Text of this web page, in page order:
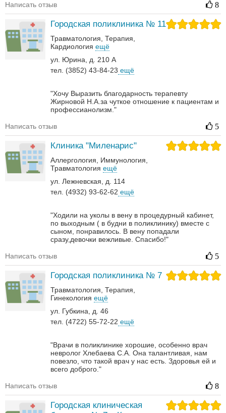
Написать отзыв 8
Городская поликлиника № 11
Травматология Терапия
Кардиология ещё
ул. Юрина, д. 210 А
тел. (3852) 43-84-23 ещё
"Хочу Выразить благодарность терапевту
Жирновой Н.А.за чуткое отношение к пациентам и
профессианолизм."
Написать отзыв 5
Клиника "Миленарис"
Аллергология
Иммунология
Травматология ещё
ул. Лежневская, д. 114
тел. (4932) 93-62-62 ещё
"Ходили на уколы в вену в процедурный кабинет,
по выходным ( в будни в поликлинику) вместе с
сыном, понравилось. В вену попадали
сразу,девочки вежливые. Спасибо!"
Написать отзыв 5
Городская поликлиника № 7
Травматология Терапия
Гинекология ещё
ул. Губкина, д. 46
тел. (4722) 55-72-22 ещё
"Врачи в поликлинике хорошие, особенно врач
невролог Хлебаева С.А. Она талантливая, нам
повезло, что такой врач у нас есть. Здоровья ей и
всего доброго."
Написать отзыв 8
Городская клиническая